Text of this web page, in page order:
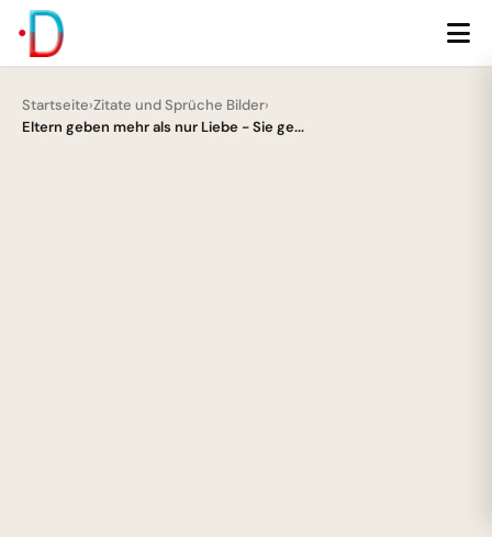
Startseite›Zitate und Sprüche Bilder›
Eltern geben mehr als nur Liebe - Sie ge...